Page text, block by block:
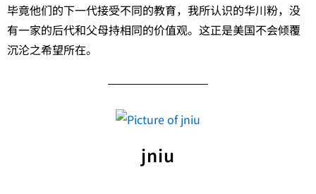
毕竟他们的下一代接受不同的教育，我所认识的华川粉，没
有一家的后代和父母持相同的价值观。这正是美国不会倾覆
沉沦之希望所在。
jniu